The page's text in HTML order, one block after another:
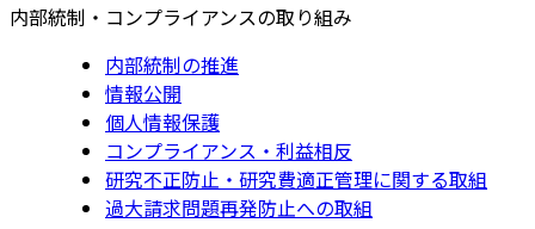
内部統制・コンプライアンスの取り組み
内部統制の推進
情報公開
個人情報保護
コンプライアンス・利益相反
研究不正防止・研究費適正管理に関する取組
過大請求問題再発防止への取組